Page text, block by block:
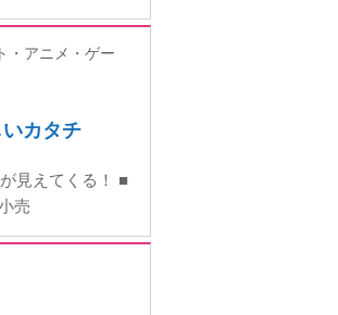
・アニメ・ゲー
カタチ
見えてくる！ ■
売